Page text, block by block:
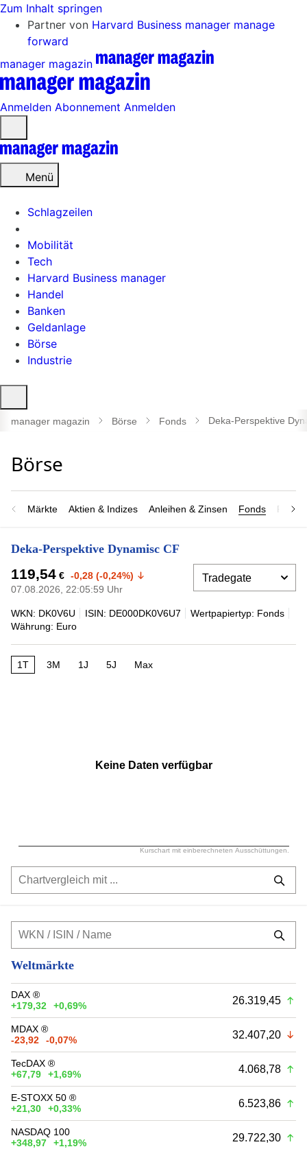
Zum Inhalt springen
Partner von Harvard Business manager manage
forward
manager magazin
Anmelden Abonnement Anmelden
öffnen
Menü
Schlagzeilen
Mobilität
Tech
Harvard Business manager
Handel
Banken
Geldanlage
Börse
Industrie
öffnen
manager magazin Börse Fonds Deka-Perspektive
Märkte Aktien & Indizes Anleihen & Zinsen Fonds
Deka-Perspektive Dynamisc CF
119,54 € -0,28 (-0,24%)
07.08.2026, 22:05:59 Uhr
WKN: DK0V6U ISIN: DE000DK0V6U7
Wertpapiertyp: Fonds
Währung: Euro
1T 3M 1J 5J Max
Kurschart mit einberechneten Ausschüttungen.
Keine Daten verfügbar
Weltmärkte
DAX ®
+179,32
+0,69% 26.319,45
MDAX ®
-23,92
-0,07% 32.407,20
TecDAX ®
+67,79
+1,69% 4.068,78
E-STOXX 50 ®
+21,30
+0,33% 6.523,86
NASDAQ 100
+348,97
+1,19% 29.722,30